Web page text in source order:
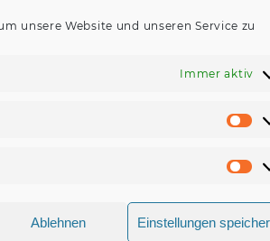
unsere Website und unseren Service zu
Immer aktiv
Ablehnen Einstellungen
REZENSIONEN (0)